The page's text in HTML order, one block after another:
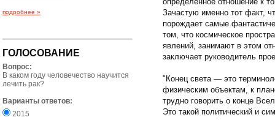
подробнее »
ГОЛОСОВАНИЕ
Вопрос:
В каком году человечество научится
лечить рак?
Варианты ответов:
2015
Зачастую именно тот факт,
порождает самые
том, что космическое
явлений, занимают в этом
заключает руководитель
"Конец света — это
физическим объектам, к
трудно говорить о конце
Это такой политический и